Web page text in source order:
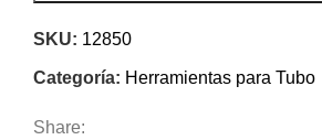
SKU: 12850
Categoría: Herramientas para Tubo
Share: